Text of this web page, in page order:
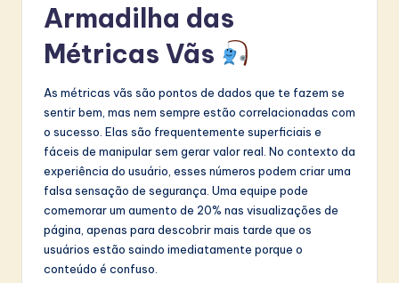
ti
Armadilha das
Métricas Vãs
As métricas vãs são pontos de dados que te fazem se
sentir bem, mas nem sempre estão correlacionadas com
o sucesso. Elas são frequentemente superficiais e
fáceis de manipular sem gerar valor real. No contexto da
experiência do usuário, esses números podem criar uma
falsa sensação de segurança. Uma equipe pode
comemorar um aumento de 20% nas visualizações de
página, apenas para descobrir mais tarde que os
usuários estão saindo imediatamente porque o
conteúdo é confuso.